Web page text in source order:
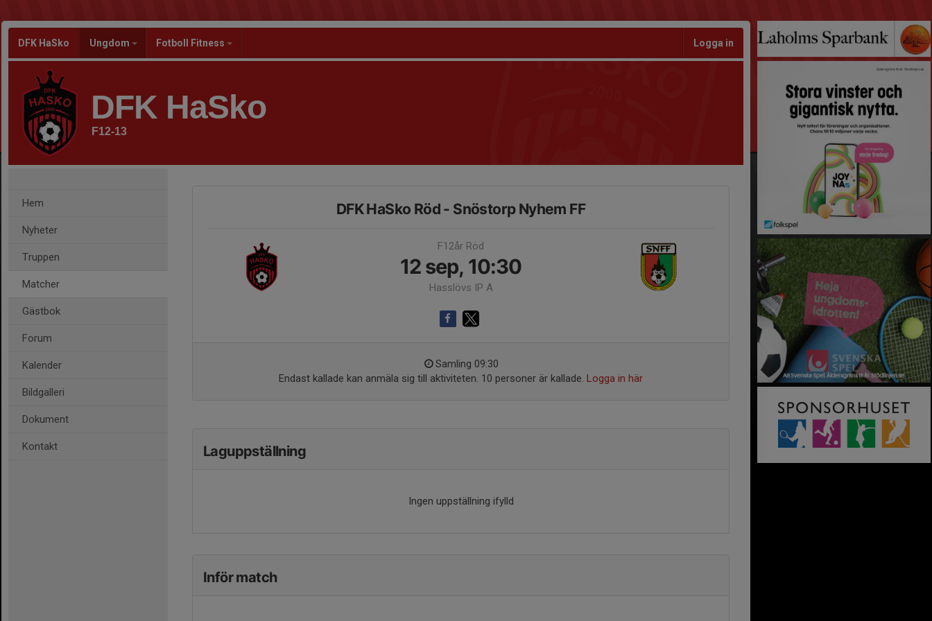
DFK HaSko Ungdom Fotboll Fitness Logga in
DFK HaSko
F12-13
Hem
Nyheter
Truppen
Matcher
Gästbok
Forum
Kalender
Bildgalleri
Dokument
Kontakt
DFK HaSko Röd - Snöstorp Nyhem FF
F12år Röd
12 sep, 10:30
Hasslövs IP A
Samling 09:30
Endast kallade kan anmäla sig till aktiviteten. 10 personer är kallade. Logga in här
Laguppställning
Ingen uppställning ifylld
Inför match